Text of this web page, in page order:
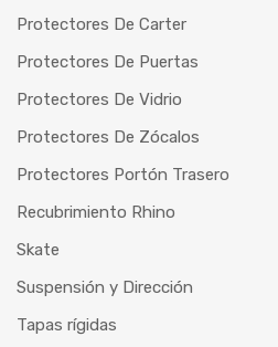
Protectores De Carter
Protectores De Puertas
Protectores De Vidrio
Protectores De Zócalos
Protectores Portón Trasero
Recubrimiento Rhino
Skate
Suspensión y Dirección
Tapas rígidas